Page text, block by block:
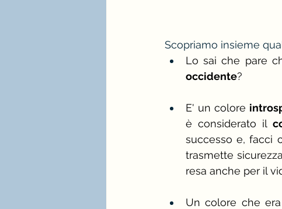
Scopriamo insieme
Lo sai che pare
occidente?
E' un colore
è considerato il
successo e, facci
trasmette
resa anche per il
Un colore che